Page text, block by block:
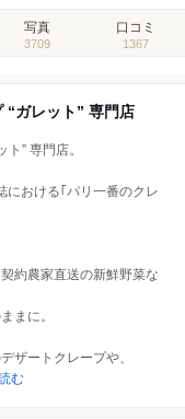
写真
3709
口コミ
1367
“ガレット” 専門店
” 専門店。
における｢パリ一番のクレ
約農家直送の新鮮野菜な
まに。
ザートクレープや、
む